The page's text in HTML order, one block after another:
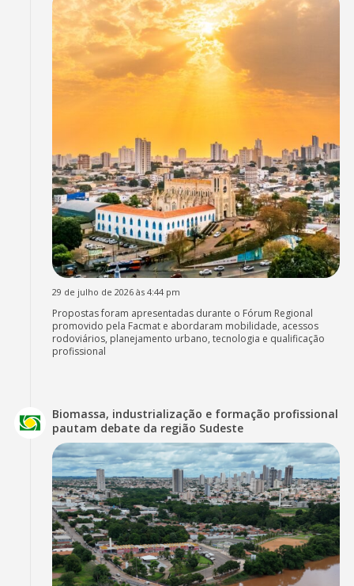
29 de julho de 2026 às 4:44 pm
Propostas foram apresentadas durante o Fórum Regional
promovido pela Facmat e abordaram mobilidade, acessos
rodoviários, planejamento urbano, tecnologia e qualificação
profissional
Biomassa, industrialização e formação profissional
pautam debate da região Sudeste